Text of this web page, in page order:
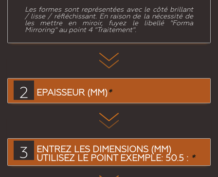
Les formes sont représentées avec le côté brillant
/ lisse / réfléchissant. En raison de la nécessité de
les mettre en miroir, fuyez le libellé "Forma
Mirroring" au point 4 "Traitement".
2 EPAISSEUR (MM)*
3
ENTREZ LES DIMENSIONS (MM)
UTILISEZ LE POINT EXEMPLE: 50.5 : *